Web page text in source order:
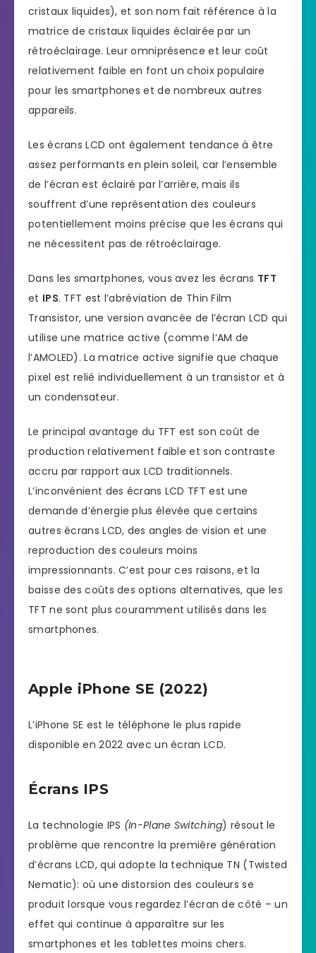
cristaux liquides), et son nom fait référence à la
matrice de cristaux liquides éclairée par un
rétroéclairage. Leur omniprésence et leur coût
relativement faible en font un choix populaire
pour les smartphones et de nombreux autres
appareils.
Les écrans LCD ont également tendance à être
assez performants en plein soleil, car l’ensemble
de l’écran est éclairé par l’arrière, mais ils
souffrent d’une représentation des couleurs
potentiellement moins précise que les écrans qui
ne nécessitent pas de rétroéclairage.
Dans les smartphones, vous avez les écrans TFT
et IPS. TFT est l’abréviation de Thin Film
Transistor, une version avancée de l’écran LCD qui
utilise une matrice active (comme l’AM de
l’AMOLED). La matrice active signifie que chaque
pixel est relié individuellement à un transistor et à
un condensateur.
Le principal avantage du TFT est son coût de
production relativement faible et son contraste
accru par rapport aux LCD traditionnels.
L’inconvénient des écrans LCD TFT est une
demande d’énergie plus élevée que certains
autres écrans LCD, des angles de vision et une
reproduction des couleurs moins
impressionnants. C’est pour ces raisons, et la
baisse des coûts des options alternatives, que les
TFT ne sont plus couramment utilisés dans les
smartphones.
Apple iPhone SE (2022)
L’iPhone SE est le téléphone le plus rapide
disponible en 2022 avec un écran LCD.
Écrans IPS
La technologie IPS (In-Plane Switching) résout le
problème que rencontre la première génération
d’écrans LCD, qui adopte la technique TN (Twisted
Nematic): où une distorsion des couleurs se
produit lorsque vous regardez l’écran de côté – un
effet qui continue à apparaître sur les
smartphones et les tablettes moins chers.